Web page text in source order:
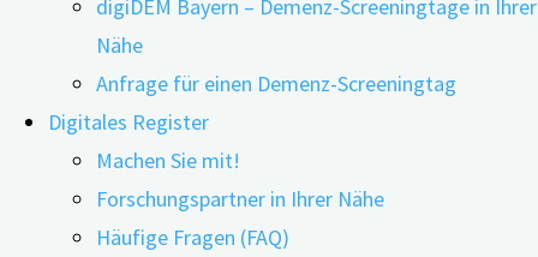
digiDEM Bayern – Demenz-Screeningtage in Ihrer
Nähe
Anfrage für einen Demenz-Screeningtag
Digitales Register
Machen Sie mit!
Forschungspartner in Ihrer Nähe
Häufige Fragen (FAQ)
Anmeldung